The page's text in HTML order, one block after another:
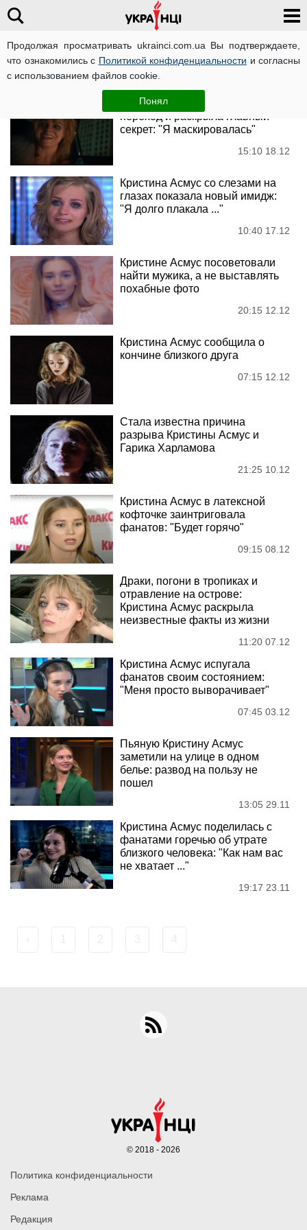
Продолжая просматривать ukrainci.com.ua Вы подтверждаете,
что ознакомились с Политикой конфиденциальности и согласны
с использованием файлов cookie.
Понял
Новости
Кристина Асмус спустилась в
переход и раскрыла главный
секрет: "Я маскировалась"
15:10 18.12
Кристина Асмус со слезами на
глазах показала новый имидж:
"Я долго плакала ..."
10:40 17.12
Кристине Асмус посоветовали
найти мужика, а не выставлять
похабные фото
20:15 12.12
Кристина Асмус сообщила о
кончине близкого друга
07:15 12.12
Стала известна причина
разрыва Кристины Асмус и
Гарика Харламова
21:25 10.12
Кристина Асмус в латексной
кофточке заинтриговала
фанатов: "Будет горячо"
09:15 08.12
Драки, погони в тропиках и
отравление на острове:
Кристина Асмус раскрыла
неизвестные факты из жизни
11:20 07.12
Кристина Асмус испугала
фанатов своим состоянием:
"Меня просто выворачивает"
07:45 03.12
Пьяную Кристину Асмус
заметили на улице в одном
белье: развод на пользу не
пошел
13:05 29.11
Кристина Асмус поделилась с
фанатами горечью об утрате
близкого человека: "Как нам вас
не хватает ..."
19:17 23.11
Политика конфиденциальности
Реклама
Редакция
© 2018 - 2026